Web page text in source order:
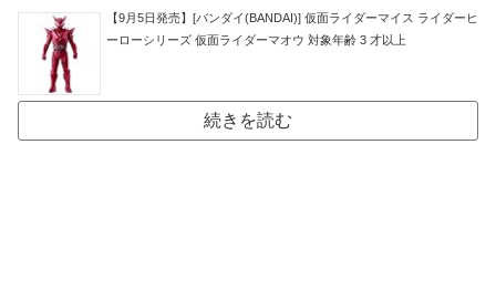
【9月5日発売】[バンダイ(BANDAI)] 仮面ライダーマイス ライダーヒ
ーローシリーズ 仮面ライダーマオウ 対象年齢 3 才以上
続きを読む